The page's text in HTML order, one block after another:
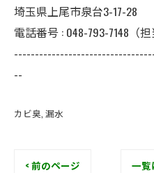
埼玉県上尾市泉台3-17-28
電話番号 : 048-793-7148（担
--
カビ臭 漏水
< 前のページ 一覧